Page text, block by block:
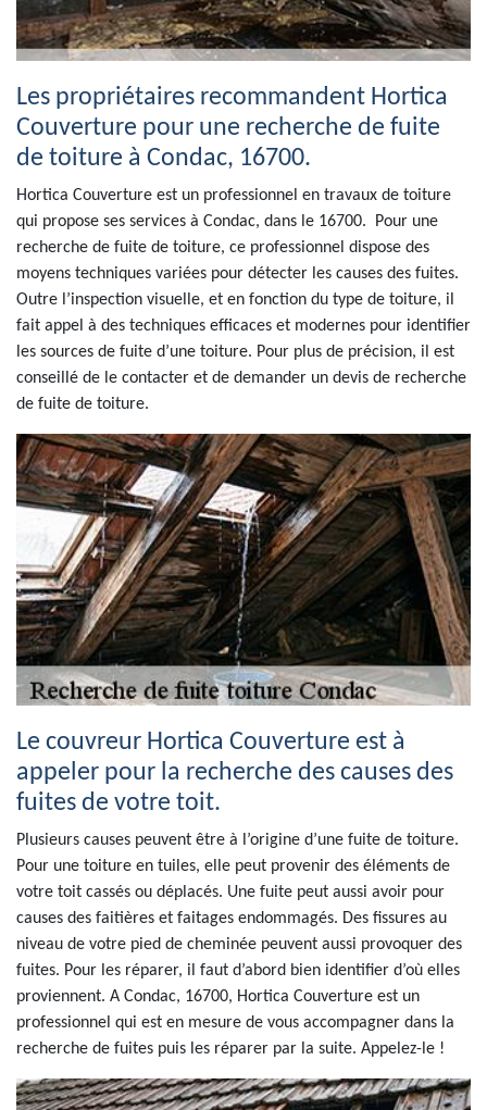
Les propriétaires recommandent Hortica
Couverture pour une recherche de fuite
de toiture à Condac, 16700.
Hortica Couverture est un professionnel en travaux de toiture
qui propose ses services à Condac, dans le 16700. Pour une
recherche de fuite de toiture, ce professionnel dispose des
moyens techniques variées pour détecter les causes des fuites.
Outre l’inspection visuelle, et en fonction du type de toiture, il
fait appel à des techniques efficaces et modernes pour identifier
les sources de fuite d’une toiture. Pour plus de précision, il est
conseillé de le contacter et de demander un devis de recherche
de fuite de toiture.
Le couvreur Hortica Couverture est à
appeler pour la recherche des causes des
fuites de votre toit.
Plusieurs causes peuvent être à l’origine d’une fuite de toiture.
Pour une toiture en tuiles, elle peut provenir des éléments de
votre toit cassés ou déplacés. Une fuite peut aussi avoir pour
causes des faitières et faitages endommagés. Des fissures au
niveau de votre pied de cheminée peuvent aussi provoquer des
fuites. Pour les réparer, il faut d’abord bien identifier d’où elles
proviennent. A Condac, 16700, Hortica Couverture est un
professionnel qui est en mesure de vous accompagner dans la
recherche de fuites puis les réparer par la suite. Appelez-le !